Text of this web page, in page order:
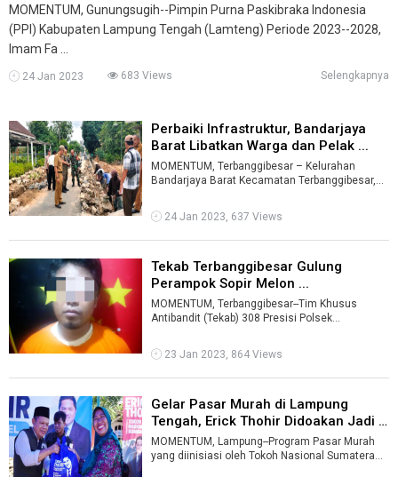
MOMENTUM, Gunungsugih--Pimpin Purna Paskibraka Indonesia
(PPI) Kabupaten Lampung Tengah (Lamteng) Periode 2023--2028,
Imam Fa ...
24 Jan 2023 683 Views Selengkapnya
Perbaiki Infrastruktur, Bandarjaya
Barat Libatkan Warga dan Pelak ...
MOMENTUM, Terbanggibesar – Kelurahan
Bandarjaya Barat Kecamatan Terbanggibesar,
...
24 Jan 2023, 637 Views
Tekab Terbanggibesar Gulung
Perampok Sopir Melon ...
MOMENTUM, Terbanggibesar--Tim Khusus
Antibandit (Tekab) 308 Presisi Polsek
pencuria ...
23 Jan 2023, 864 Views
Gelar Pasar Murah di Lampung
Tengah, Erick Thohir Didoakan Jadi P
...
MOMENTUM, Lampung--Program Pasar Murah
yang diinisiasi oleh Tokoh Nasional Sumatera